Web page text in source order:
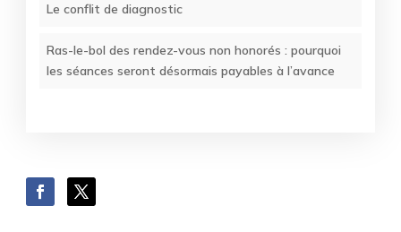
Le conflit de diagnostic
Ras-le-bol des rendez-vous non honorés : pourquoi
les séances seront désormais payables à l’avance